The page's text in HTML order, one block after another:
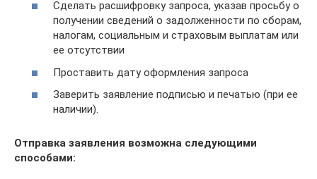
Сделать расшифровку запроса, указав просьбу о
получении сведений о задолженности по сборам,
налогам, социальным и страховым выплатам или
ее отсутствии
Проставить дату оформления запроса
Заверить заявление подписью и печатью (при ее
наличии).
Отправка заявления возможна следующими
способами: